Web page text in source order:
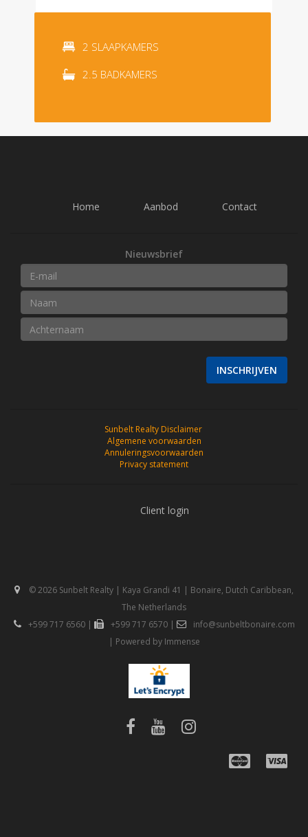
2 SLAAPKAMERS
2.5 BADKAMERS
Home Aanbod Contact
Nieuwsbrief
INSCHRIJVEN
Sunbelt Realty Disclaimer
Algemene voorwaarden
Annuleringsvoorwaarden
Privacy statement
Client login
© 2026 Sunbelt Realty | Kaya Grandi 41 | Bonaire, Dutch Caribbean,
The Netherlands
+599 717 6560| +599 717 6570|
info@sunbeltbonaire.com
| Powered by Immense